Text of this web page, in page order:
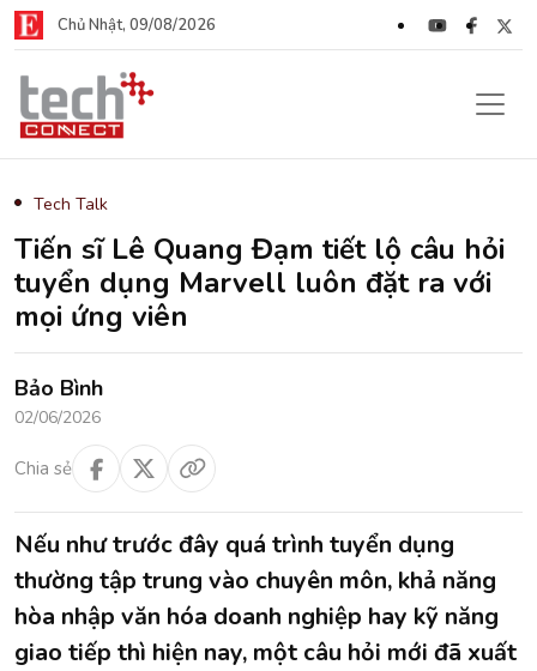
Chủ Nhật, 09/08/2026
Tech Talk
Tiến sĩ Lê Quang Đạm tiết lộ câu hỏi
tuyển dụng Marvell luôn đặt ra với
mọi ứng viên
Bảo Bình
02/06/2026
Chia sẻ
Nếu như trước đây quá trình tuyển dụng
thường tập trung vào chuyên môn, khả năng
hòa nhập văn hóa doanh nghiệp hay kỹ năng
giao tiếp thì hiện nay, một câu hỏi mới đã xuất